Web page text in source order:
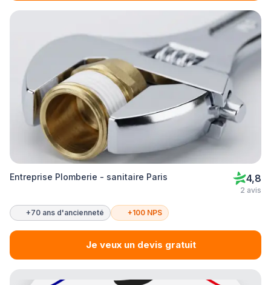
Entreprise Plomberie - sanitaire Paris 4,8
2 avis
+70 ans d'ancienneté +100 NPS
Je veux un devis gratuit